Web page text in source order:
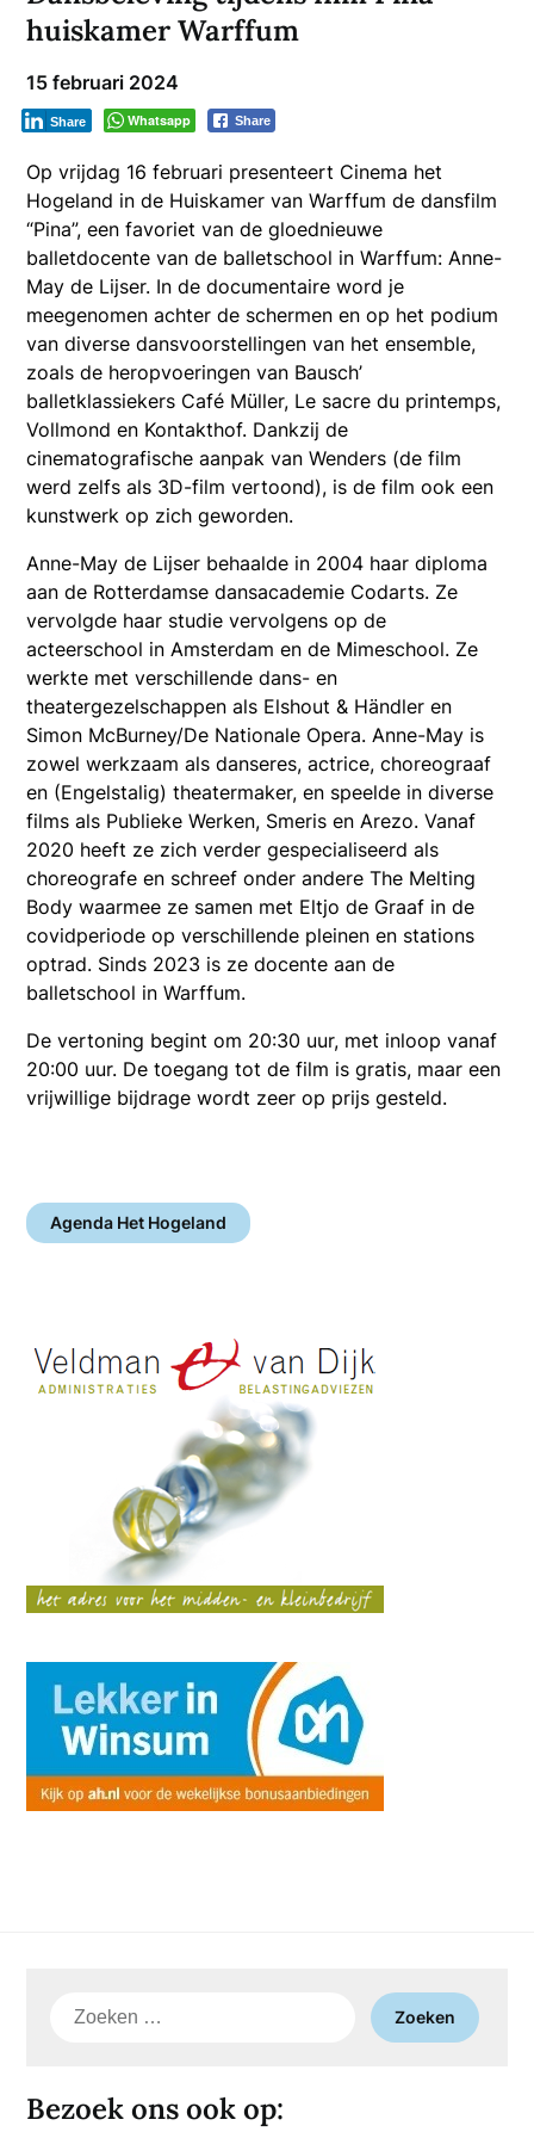
huiskamer Warffum
15 februari 2024
Whatsapp Share
Share
Op vrijdag 16 februari presenteert Cinema het
Hogeland in de Huiskamer van Warffum de dansfilm
“Pina”, een favoriet van de gloednieuwe
balletdocente van de balletschool in Warffum: Anne-
May de Lijser. In de documentaire word je
meegenomen achter de schermen en op het podium
van diverse dansvoorstellingen van het ensemble,
zoals de heropvoeringen van Bausch’
balletklassiekers Café Müller, Le sacre du printemps,
Vollmond en Kontakthof. Dankzij de
cinematografische aanpak van Wenders (de film
werd zelfs als 3D-film vertoond), is de film ook een
kunstwerk op zich geworden.
Anne-May de Lijser behaalde in 2004 haar diploma
aan de Rotterdamse dansacademie Codarts. Ze
vervolgde haar studie vervolgens op de
acteerschool in Amsterdam en de Mimeschool. Ze
werkte met verschillende dans- en
theatergezelschappen als Elshout & Händler en
Simon McBurney/De Nationale Opera. Anne-May is
zowel werkzaam als danseres, actrice, choreograaf
en (Engelstalig) theatermaker, en speelde in diverse
films als Publieke Werken, Smeris en Arezo. Vanaf
2020 heeft ze zich verder gespecialiseerd als
choreografe en schreef onder andere The Melting
Body waarmee ze samen met Eltjo de Graaf in de
covidperiode op verschillende pleinen en stations
optrad. Sinds 2023 is ze docente aan de
balletschool in Warffum.
De vertoning begint om 20:30 uur, met inloop vanaf
20:00 uur. De toegang tot de film is gratis, maar een
vrijwillige bijdrage wordt zeer op prijs gesteld.
Agenda Het Hogeland
Zoeken
Bezoek ons ook op: